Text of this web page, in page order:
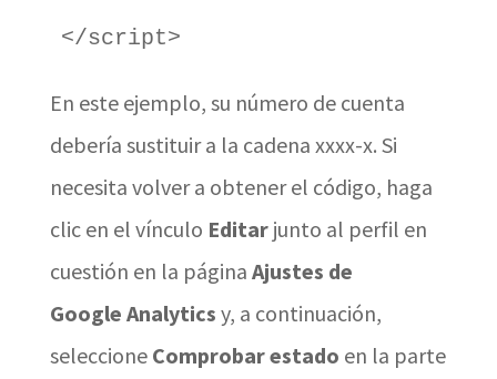
</script>
En este ejemplo, su número de cuenta
debería sustituir a la cadena xxxx-x. Si
necesita volver a obtener el código, haga
clic en el vínculo Editar junto al perfil en
cuestión en la página Ajustes de
Google Analytics y, a continuación,
seleccione Comprobar estado en la parte